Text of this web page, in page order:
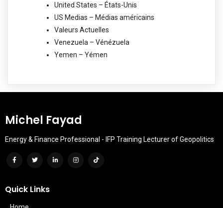
United States – États-Unis
US Medias – Médias américains
Valeurs Actuelles
Venezuela – Vénézuela
Yemen – Yémen
Michel Fayad
Energy & Finance Professional - IFP Training Lecturer of Geopolitics
Quick Links